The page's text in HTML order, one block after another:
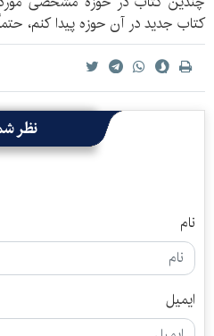
کتاب جدید در آن حوزه پیدا کنم،
نظر
نام
ایمیل